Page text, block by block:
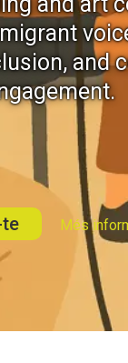
and
Més